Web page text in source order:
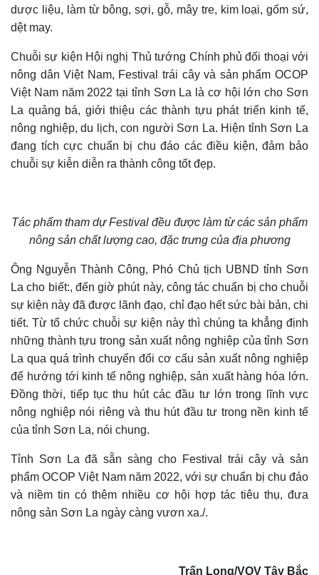
dược liệu, làm từ bông, sợi, gỗ, mây tre, kim loại, gốm sứ,
dệt may.
Chuỗi sự kiện Hội nghị Thủ tướng Chính phủ đối thoại với
nông dân Việt Nam, Festival trái cây và sản phẩm OCOP
Việt Nam năm 2022 tại tỉnh Sơn La là cơ hội lớn cho Sơn
La quảng bá, giới thiệu các thành tựu phát triển kinh tế,
nông nghiệp, du lịch, con người Sơn La. Hiện tỉnh Sơn La
đang tích cực chuẩn bị chu đáo các điều kiện, đảm bảo
chuỗi sự kiễn diễn ra thành công tốt đẹp.
Tác phẩm tham dự Festival đều được làm từ các sản phẩm
nông sản chất lượng cao, đặc trưng của địa phương
Ông Nguyễn Thành Công, Phó Chủ tịch UBND tỉnh Sơn
La cho biết:, đến giờ phút này, công tác chuẩn bị cho chuỗi
sự kiện này đã được lãnh đạo, chỉ đạo hết sức bài bản, chi
tiết. Từ tổ chức chuỗi sự kiện này thì chúng ta khẳng định
những thành tựu trong sản xuất nông nghiệp của tỉnh Sơn
La qua quá trình chuyển đổi cơ cấu sản xuất nông nghiệp
để hướng tới kinh tế nông nghiệp, sản xuất hàng hóa lớn.
Đồng thời, tiếp tục thu hút các đầu tư lớn trong lĩnh vực
nông nghiệp nói riêng và thu hút đầu tư trong nền kinh tế
của tỉnh Sơn La, nói chung.
Tỉnh Sơn La đã sẵn sàng cho Festival trái cây và sản
phẩm OCOP Việt Nam năm 2022, với sự chuẩn bị chu đáo
và niềm tin có thêm nhiều cơ hội hợp tác tiêu thụ, đưa
nông sản Sơn La ngày càng vươn xa./.
Trấn Long/VOV Tây Bắc